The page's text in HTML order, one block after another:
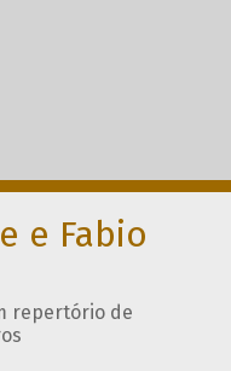
e Fabio
repertório de